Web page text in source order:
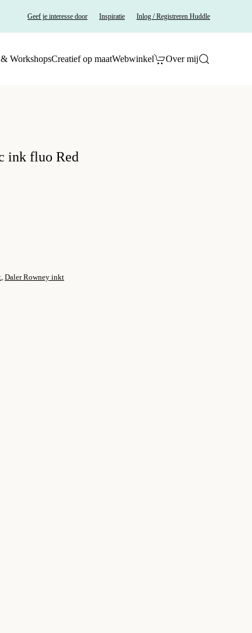
Geef je interesse door Inspiratie Inlog / Registreren Huddle
WorkshopsCreatief op maatWebwinkel Over mij
ink fluo Red
, Daler Rowney inkt